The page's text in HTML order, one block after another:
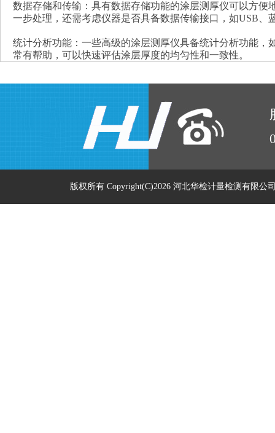
数据存储和传输：具有数据存储功能的涂层测厚仪可以方
一步处理，还需考虑仪器是否具备数据传输接口，如USB、
统计分析功能：一些高级的涂层测厚仪具备统计分析功能
常有帮助，可以快速评估涂层厚度的均匀性和一致性。
版权所有 Copyright(C)2026 河北华检计量检测有限